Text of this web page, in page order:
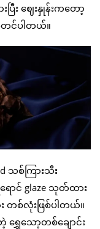
ပြီး ဈေးနှုန်းကတော့
စတင်ပါတယ်။
သစ်ကြားသီး
ောင် glaze သုတ်ထား
စ်လုံးဖြစ်ပါတယ်။
ေသော့တစ်ချောင်း